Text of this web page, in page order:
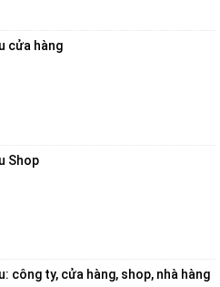
cửa hàng
Shop
công ty, cửa hàng, shop, nhà hàng